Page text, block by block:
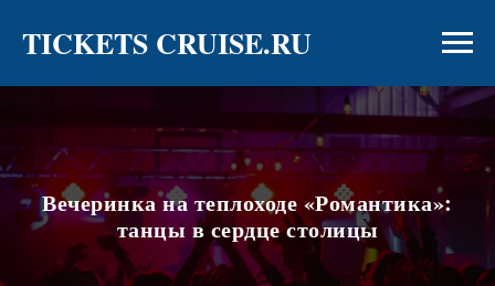
TICKETS CRUISE.RU
Вечеринка на теплоходе «Романтика»:
танцы в сердце столицы